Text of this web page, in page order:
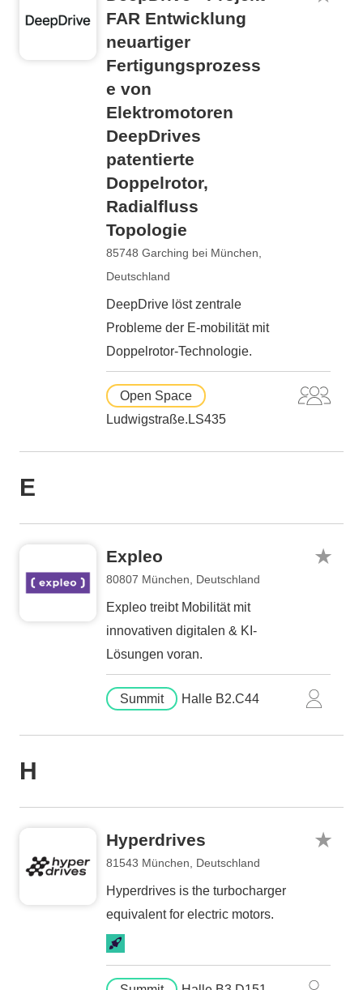
FAR Entwicklung
neuartiger
Fertigungsprozess
e von
Elektromotoren
DeepDrives
patentierte
Doppelrotor,
Radialfluss
Topologie
85748 Garching bei München,
Deutschland
DeepDrive löst zentrale
Probleme der E-mobilität mit
Doppelrotor-Technologie.
Open Space
Ludwigstraße.LS435
E
Expleo
80807 München, Deutschland
Expleo treibt Mobilität mit
innovativen digitalen & KI-
Lösungen voran.
Summit Halle B2.C44
H
Hyperdrives
81543 München, Deutschland
Hyperdrives is the turbocharger
equivalent for electric motors.